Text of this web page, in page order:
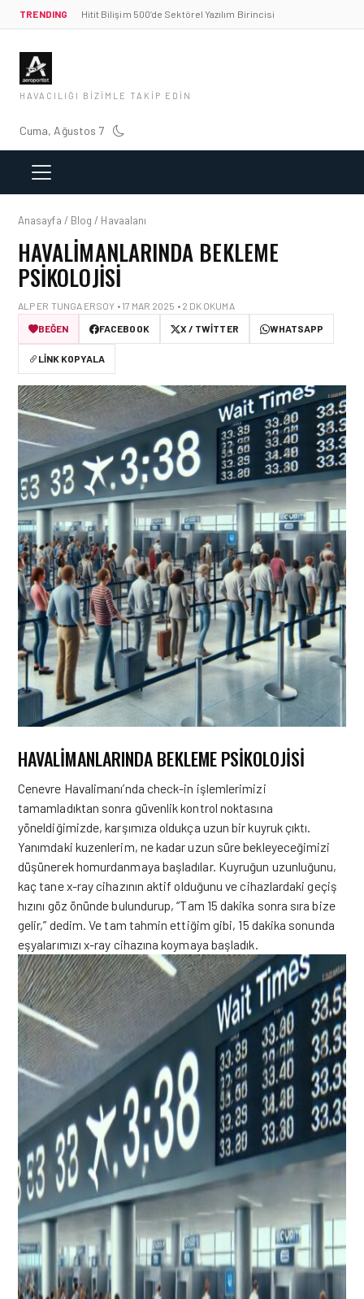
TRENDING Hitit Bilişim 500’de Sektörel Yazılım Birincisi
HAVACILIĞI BIZIMLE TAKIP EDIN
Cuma, Ağustos 7
Anasayfa / Blog / Havaalanı
HAVALIMANLARINDA BEKLEME
PSIKOLOJISI
ALP ER TUNGA ERSOY • 17 MAR 2025 • 2 DK OKUMA
BEĞEN
FACEBOOK X / TWITTER WHATSAPP
LINK KOPYALA
HAVALIMANLARINDA BEKLEME PSIKOLOJISI
Cenevre Havalimanı’nda check-in işlemlerimizi
tamamladıktan sonra güvenlik kontrol noktasına
yöneldiğimizde, karşımıza oldukça uzun bir kuyruk çıktı.
Yanımdaki kuzenlerim, ne kadar uzun süre bekleyeceğimizi
düşünerek homurdanmaya başladılar. Kuyruğun uzunluğunu,
kaç tane x-ray cihazının aktif olduğunu ve cihazlardaki geçiş
hızını göz önünde bulundurup, “Tam 15 dakika sonra sıra bize
gelir,” dedim. Ve tam tahmin ettiğim gibi, 15 dakika sonunda
eşyalarımızı x-ray cihazına koymaya başladık.